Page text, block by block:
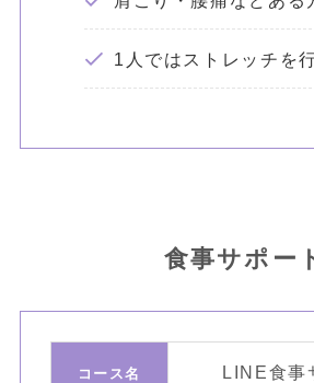
1人ではストレッチを
食事サポー
コース名 LINE食事